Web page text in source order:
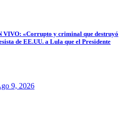
VIVO: «Corrupto y criminal que destruyó
de EE.UU. a Lula que el Presidente
9, 2026